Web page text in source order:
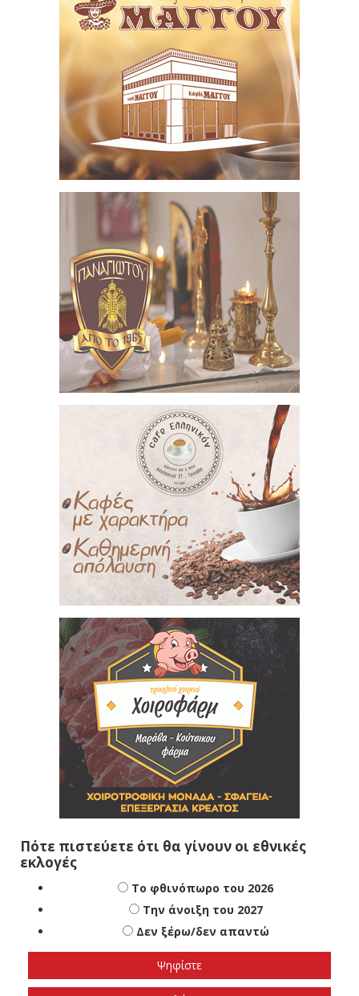
Πότε πιστεύετε ότι θα γίνουν οι εθνικές
εκλογές
Το φθινόπωρο του 2026
Την άνοιξη του 2027